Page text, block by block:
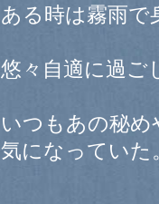
ある時は霧雨で
悠々自適に過ご
いつもあの秘
気になっていた